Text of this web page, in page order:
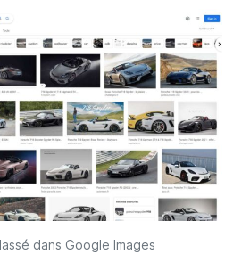
dans Google Images